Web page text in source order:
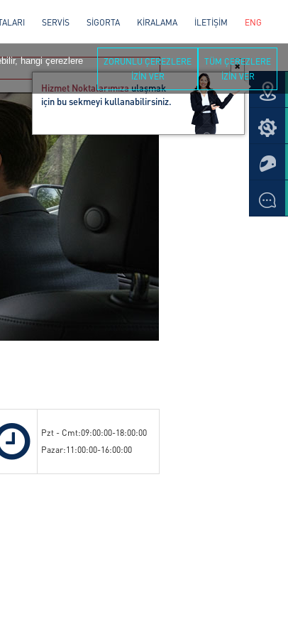
Hizmet Noktalarımızaulaşmak
için bu sekmeyi kullanabilirsiniz.
SERVİS SİGORTA KİRALAMA İLETİŞİM ENG
Pzt - Cmt:09:00:00-18:00:00
Pazar:11:00:00-16:00:00
hangi çerezlere
ZORUNLU ÇEREZLERE
İZİN VER
TÜM ÇEREZLERE
İZİN VER